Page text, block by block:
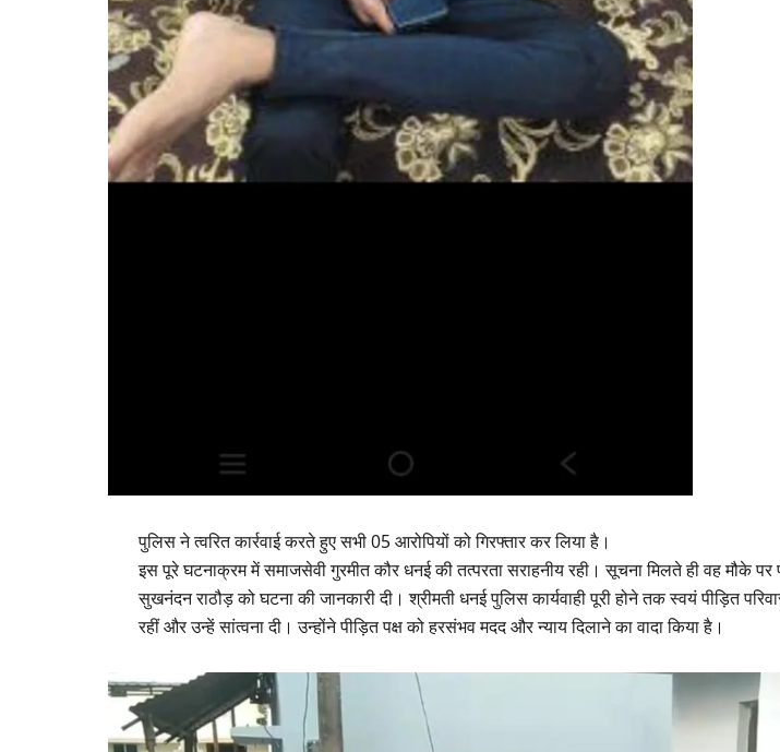
पुलिस ने त्वरित कार्रवाई करते हुए सभी 05 आरोपियों को गिरफ्तार कर लिया है।
इस पूरे घटनाक्रम में समाजसेवी गुरमीत कौर धनई की तत्परता सराहनीय रही। सूचना मिलते ही वह मौके
सुखनंदन राठौड़ को घटना की जानकारी दी। श्रीमती धनई पुलिस कार्यवाही पूरी होने तक स्वयं पीड़ित
रहीं और उन्हें सांत्वना दी। उन्होंने पीड़ित पक्ष को हरसंभव मदद और न्याय दिलाने का वादा किया है।